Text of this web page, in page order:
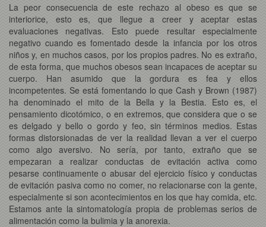
La peor consecuencia de este rechazo al obeso es que se
interiorice, esto es, que llegue a creer y aceptar estas
evaluaciones negativas. Esto puede resultar especialmente
negativo cuando es fomentado desde la infancia por los otros
niños y, en muchos casos, por los propios padres. No es extraño,
de esta forma, que muchos obesos sean incapaces de aceptar su
cuerpo. Han asumido que la gordura es fea y ellos
incompetentes. Se está fomentando lo que Cash y Brown (1987)
ha denominado el mito de la Bella y la Bestia. Esto es, el
pensamiento dicotómico, o en extremos, que considera que o se
es delgado y bello o gordo y feo, sin términos medios. Estas
formas distorsionadas de ver la realidad llevan a ver el cuerpo
como algo aversivo. No sería, por tanto, extraño que se
empezaran a realizar conductas de evitación activa como
pesarse continuamente o abusar del ejercicio físico y conductas
de evitación pasiva como no comer, no relacionarse con la gente,
especialmente si son acontecimientos en los que hay comida, etc.
Estamos ante la sintomatología propia de problemas serios de
alimentación como la bulimia y la anorexia.